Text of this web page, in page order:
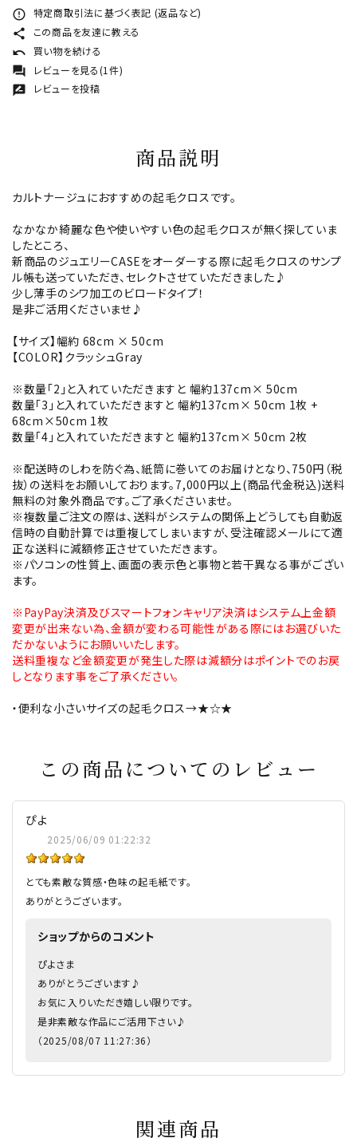
error_outline 特定商取引法に基づく表記 (返品など)
share この商品を友達に教える
undo 買い物を続ける
forum レビューを見る(1件)
rate_review レビューを投稿
商品説明
カルトナージュにおすすめの起毛クロスです。
なかなか綺麗な色や使いやすい色の起毛クロスが無く探していま
したところ、
新商品のジュエリーCASEをオーダーする際に起毛クロスのサンプ
ル帳も送っていただき、セレクトさせていただきました♪
少し薄手のシワ加工のビロードタイプ！
是非ご活用くださいませ♪
【サイズ】幅約 68cm × 50cm
【COLOR】クラッシュGray
※数量「2」と入れていただきますと 幅約137cm× 50cm
数量「3」と入れていただきますと 幅約137cm× 50cm 1枚 +
68cm×50cm 1枚
数量「4」と入れていただきますと 幅約137cm× 50cm 2枚
※配送時のしわを防ぐ為、紙筒に巻いてのお届けとなり、750円（税
抜）の送料をお願いしております。7,000円以上(商品代金税込)送料
無料の対象外商品です。ご了承くださいませ。
※複数量ご注文の際は、送料がシステムの関係上どうしても自動返
信時の自動計算では重複してしまいますが、受注確認メールにて適
正な送料に減額修正させていただきます。
※パソコンの性質上、画面の表示色と事物と若干異なる事がござい
ます。
※PayPay決済及びスマートフォンキャリア決済はシステム上金額
変更が出来ない為、金額が変わる可能性がある際にはお選びいた
だかないようにお願いいたします。
送料重複など金額変更が発生した際は減額分はポイントでのお戻
しとなります事をご了承ください。
・便利な小さいサイズの起毛クロス→★☆★
この商品についてのレビュー
ぴよ
2025/06/09 01:22:32
とても素敵な質感・色味の起毛紙です。
ありがとうございます。
ショップからのコメント
ぴよさま
ありがとうございます♪
お気に入りいただき嬉しい限りです。
是非素敵な作品にご活用下さい♪
（2025/08/07 11:27:36）
関連商品